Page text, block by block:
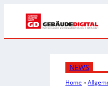
NEWS
Home»